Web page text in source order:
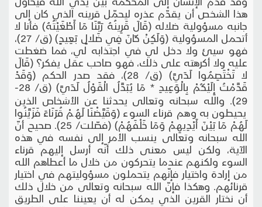
هذا الشخص أن يقدّم عذره ليحمّل قرينه الذي كان إلى
جانبه مسؤولية ضلاله (قَالَ قَرِينُهُ رَبَّنَا مَا أَطْغَيْتُهُ) فأنا لا
أتحمل المسؤولية (وَلَكِنْ كَانَ فِي ضَلالٍ بَعِيدٍ) (ق/ 27)،
فهو سيئ ولا دخل لي في اجتذابه لي، فما ضغطت
عليه ولا أكرهته على ذلك، فهو صاحب عقل يفكر؟ (قَالَ
لا تَخْتَصِمُوا لَدَيَّ) (ق/ 28)، فقد صدر الحكم (وَقَدْ
قَدَّمْتُ إِلَيْكُمْ بِالْوَعِيدِ * مَا يُبَدَّلُ الْقَوْلُ لَدَيَّ) (ق/ 28-
29). والله سبحانه وتعالى يحدثنا عن الأشخاص الذين
يحيطون به وهم قرناء السوء (وَقَيَّضْنَا لَهُمْ قُرَنَاءَ فَزَيَّنُوا
لَهُمْ مَا بَيْنَ أَيْدِيهِمْ وَمَا خَلْفَهُمْ) (فصّلت/ 25). صحيح أنّ
الله سبحانه وتعالى ينسب الأمر إلى نفسه في هذه
الآية، ولكن ليس معنى ذلك أنّه أرسل إليهم قرناء
السوء ولكنهم عندما يتحركون من خلال ما أعطاهم الله
من إرادة واختيار فإنّهم يتحملون مسؤوليتهم في اختيار
قرنائهم. وهكذا فإنّ الله سبحانه وتعالى من خلال ذلك
أن نختار القرين الذي يمكن له أن يعيننا على الطريق